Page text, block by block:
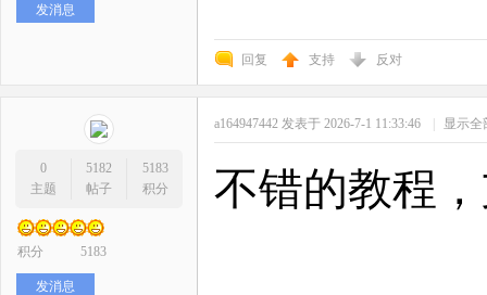
发消息
回复 支持 反对
0
主题
5182
帖子
5183
积分
积分 5183
发消息
a164947442 发表于 2026-7-1 11:33:46 | 显示全
不错的教程